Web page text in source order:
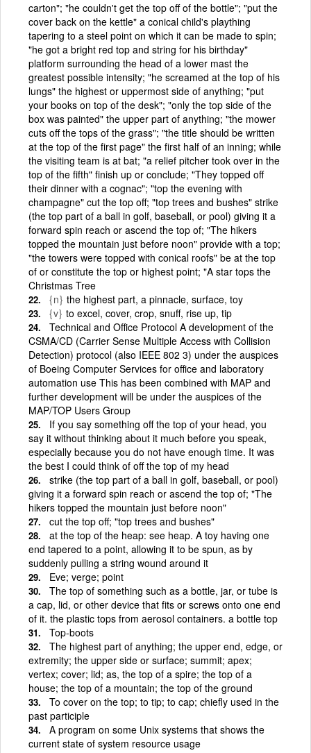
carton"; "he couldn't get the top off of the bottle"; "put the
cover back on the kettle" a conical child's plaything
tapering to a steel point on which it can be made to spin;
"he got a bright red top and string for his birthday"
platform surrounding the head of a lower mast the
greatest possible intensity; "he screamed at the top of his
lungs" the highest or uppermost side of anything; "put
your books on top of the desk"; "only the top side of the
box was painted" the upper part of anything; "the mower
cuts off the tops of the grass"; "the title should be written
at the top of the first page" the first half of an inning; while
the visiting team is at bat; "a relief pitcher took over in the
top of the fifth" finish up or conclude; "They topped off
their dinner with a cognac"; "top the evening with
champagne" cut the top off; "top trees and bushes" strike
(the top part of a ball in golf, baseball, or pool) giving it a
forward spin reach or ascend the top of; "The hikers
topped the mountain just before noon" provide with a top;
"the towers were topped with conical roofs" be at the top
of or constitute the top or highest point; "A star tops the
Christmas Tree
{n} the highest part, a pinnacle, surface, toy
{v} to excel, cover, crop, snuff, rise up, tip
Technical and Office Protocol A development of the
CSMA/CD (Carrier Sense Multiple Access with Collision
Detection) protocol (also IEEE 802 3) under the auspices
of Boeing Computer Services for office and laboratory
automation use This has been combined with MAP and
further development will be under the auspices of the
MAP/TOP Users Group
If you say something off the top of your head, you
say it without thinking about it much before you speak,
especially because you do not have enough time. It was
the best I could think of off the top of my head
strike (the top part of a ball in golf, baseball, or pool)
giving it a forward spin reach or ascend the top of; "The
hikers topped the mountain just before noon"
cut the top off; "top trees and bushes"
at the top of the heap: see heap. A toy having one
end tapered to a point, allowing it to be spun, as by
suddenly pulling a string wound around it
Eve; verge; point
The top of something such as a bottle, jar, or tube is
a cap, lid, or other device that fits or screws onto one end
of it. the plastic tops from aerosol containers. a bottle top
Top-boots
The highest part of anything; the upper end, edge, or
extremity; the upper side or surface; summit; apex;
vertex; cover; lid; as, the top of a spire; the top of a
house; the top of a mountain; the top of the ground
To cover on the top; to tip; to cap; chiefly used in the
past participle
A program on some Unix systems that shows the
current state of system resource usage